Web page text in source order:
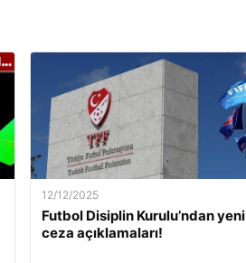
12/12/2025
Futbol Disiplin Kurulu’ndan yeni
ceza açıklamaları!